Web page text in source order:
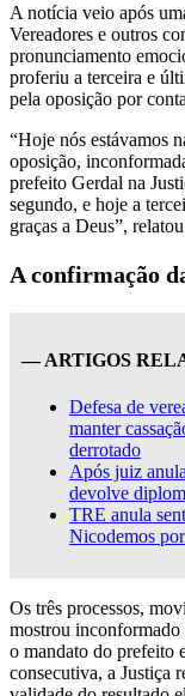
A notícia veio após
Vereadores e outros
pronunciamento
proferiu a terceira e
pela oposição por
“Hoje nós estávamos
oposição,
prefeito Gerdal na
segundo, e hoje a
graças a Deus”, relatou
A confirmação
— ARTIGOS
Defesa de
manter
derrotado
Após juiz
devolve
TRE anula
Nicodemos
Os três processos,
mostrou inconformado
o mandato do prefeito
consecutiva, a Justiça